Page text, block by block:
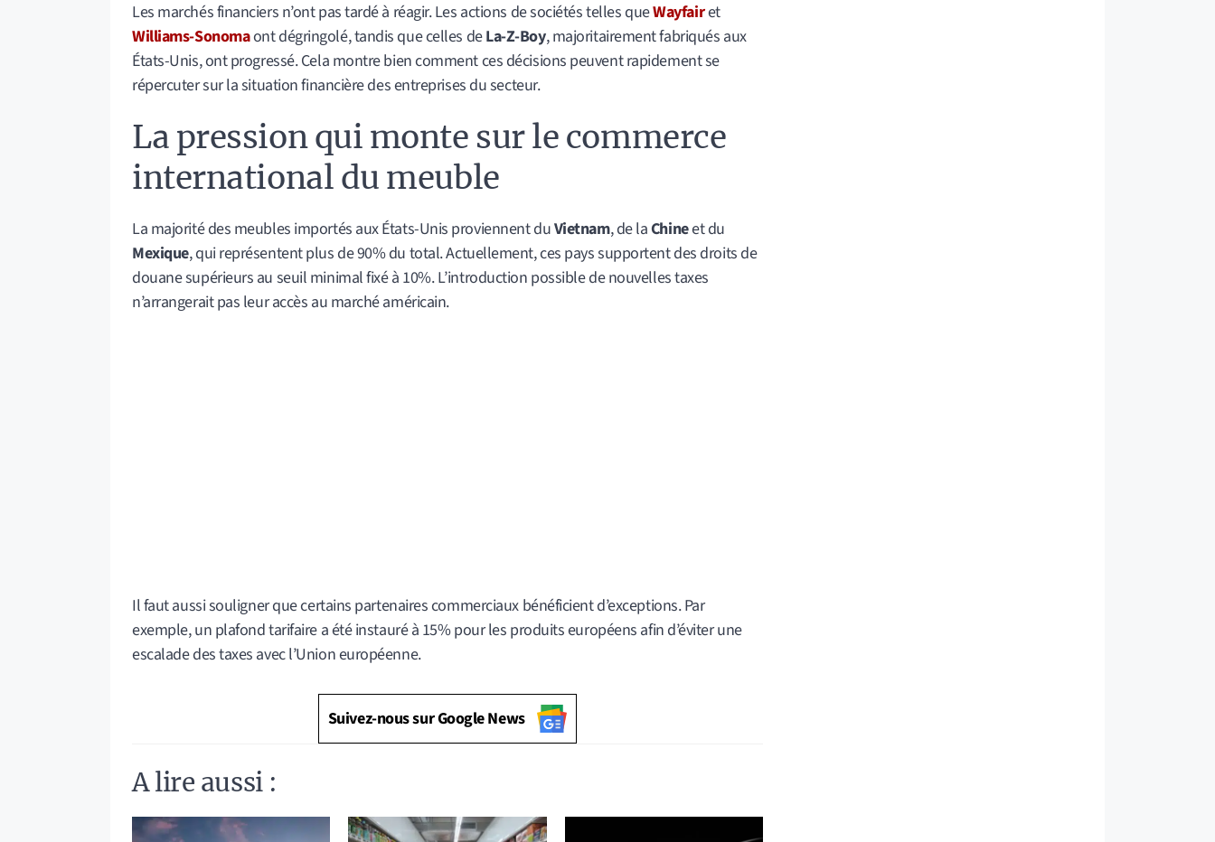
Les marchés financiers n’ont pas tardé à réagir. Les actions de sociétés telles queWayfairet
Williams-Sonomaont dégringolé, tandis que celles deLa-Z-Boy, majoritairement fabriqués aux
États-Unis, ont progressé. Cela montre bien comment ces décisions peuvent rapidement se
répercuter sur la situation financière des entreprises du secteur.
La pression qui monte sur le commerce
international du meuble
La majorité des meubles importés aux États-Unis proviennent duVietnam, de laChineet du
Mexique, qui représentent plus de 90% du total. Actuellement, ces pays supportent des droits de
douane supérieurs au seuil minimal fixé à 10%. L’introduction possible de nouvelles taxes
n’arrangerait pas leur accès au marché américain.
Il faut aussi souligner que certains partenaires commerciaux bénéficient d’exceptions. Par
exemple, un plafond tarifaire a été instauré à 15% pour les produits européens afin d’éviter une
escalade des taxes avec l’Union européenne.
Suivez-nous sur Google News
A lire aussi :